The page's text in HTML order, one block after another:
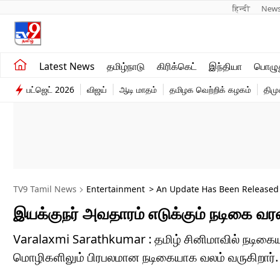
हिन्दी
Latest News தமிழ்நாடு கிரிக்கெட் இந்தியா
சமீபத்திய செய்திகள்
தமிழ்நாடு
விளையாட்டு
பட்ஜெட் 2026 விஜய் ஆடி மாதம் தமிழக வெற்றிக் கழகம்
TV9 Tamil News Entertainment > An Update Has Been
இயக்குநர் அவதாரம் எடுக்கும் நடிகை
Varalaxmi Sarathkumar : தமிழ் சினிமாவில்
மொழிகளிலும் பிரபலமான நடிகையாக வலம்